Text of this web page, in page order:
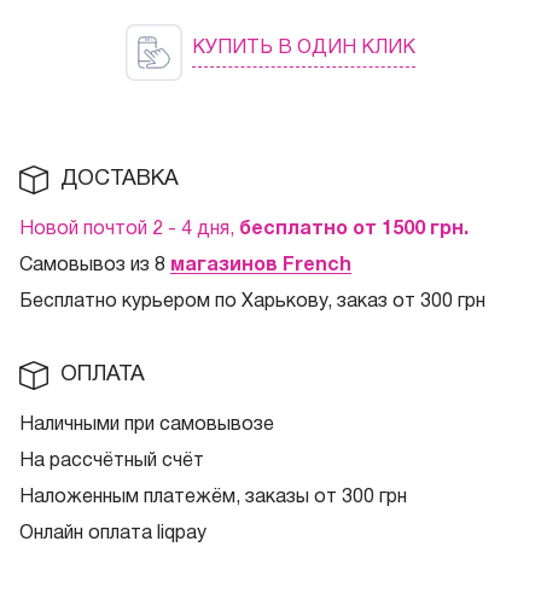
КУПИТЬ В ОДИН КЛИК
ДОСТАВКА
Новой почтой 2 - 4 дня, бесплатно от 1500 грн.
Самовывоз из 8 магазинов French
Бесплатно курьером по Харькову, заказ от 300 грн
ОПЛАТА
Наличными при самовывозе
На рассчётный счёт
Наложенным платежём, заказы от 300 грн
Онлайн оплата liqpay